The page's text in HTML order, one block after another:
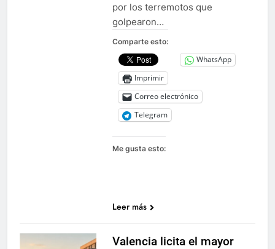
por los terremotos que
golpearon…
Comparte esto:
WhatsApp
Imprimir
Correo electrónico
Telegram
Me gusta esto:
Leer más
Valencia licita el mayor